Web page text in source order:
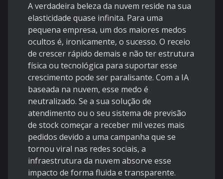
A verdadeira beleza da nuvem reside na sua
elasticidade quase infinita. Para uma
pequena empresa, um dos maiores medos
ocultos é, ironicamente, o sucesso. O receio
de crescer rápido demais e não ter estrutura
física ou tecnológica para suportar esse
crescimento pode ser paralisante. Com a IA
baseada na nuvem, esse medo é
neutralizado. Se a sua solução de
atendimento ou o seu sistema de previsão
de stock começar a receber mil vezes mais
pedidos devido a uma campanha que se
tornou viral nas redes sociais, a
infraestrutura da nuvem absorve esse
impacto de forma fluida e transparente.